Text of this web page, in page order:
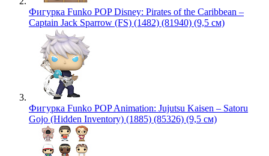
Фигурка Funko POP Disney: Pirates of the Caribbean –
Captain Jack Sparrow (FS) (1482) (81940) (9,5 см)
Фигурка Funko POP Animation: Jujutsu Kaisen – Satoru
Gojo (Hidden Inventory) (1885) (85326) (9,5 см)